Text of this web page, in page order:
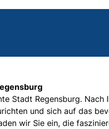
Stadt Regensburg. Nach
und sich auf das
wir Sie ein, die